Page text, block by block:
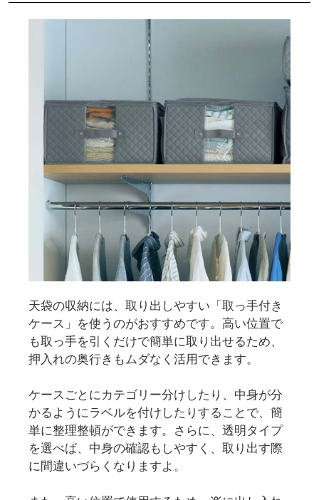
天袋の収納には、取り出しやすい「取っ手付き
ケース」を使うのがおすすめです。高い位置で
も取っ手を引くだけで簡単に取り出せるため、
押入れの奥行きもムダなく活用できます。
ケースごとにカテゴリー分けしたり、中身が分
かるようにラベルを付けしたりすることで、簡
単に整理整頓ができます。さらに、透明タイプ
を選べば、中身の確認もしやすく、取り出す際
に間違いづらくなりますよ。